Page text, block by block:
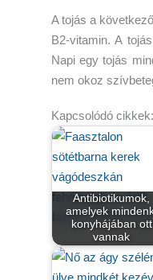
A tojás a
B2-vitamin. A
Napi egy tojás
nem okoz
Kapcsolódó cikkek:
Antibiotikumok,
amelyek
konyhájában ott
vannak